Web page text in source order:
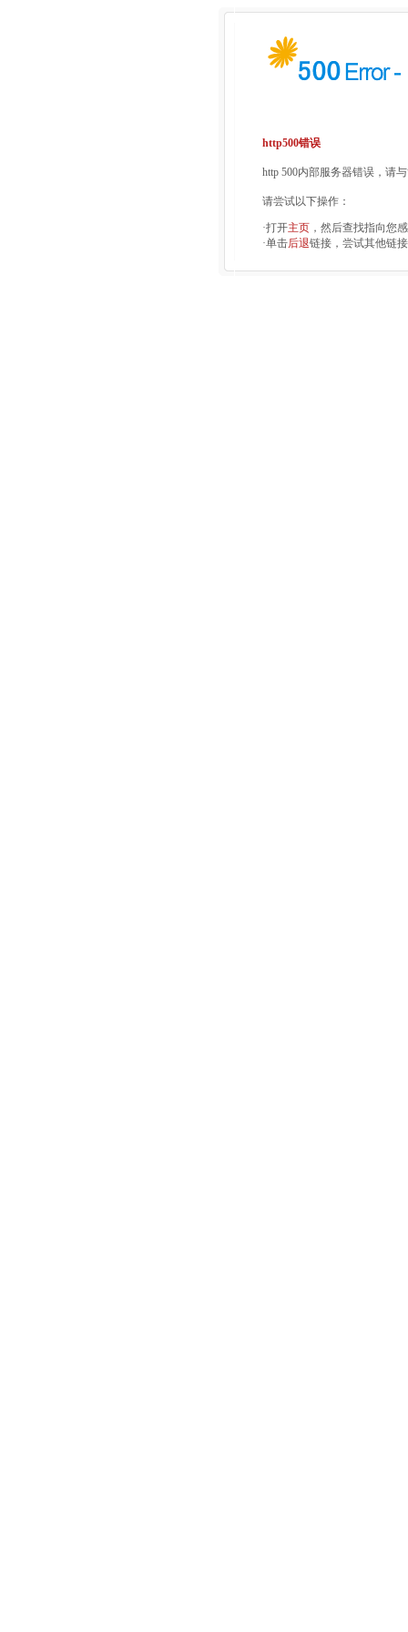
http500错误
http 500内部服务器错误，请
请尝试以下操作：
·打开主页 ，然后查找指向您
·单击后退链接，尝试其他链